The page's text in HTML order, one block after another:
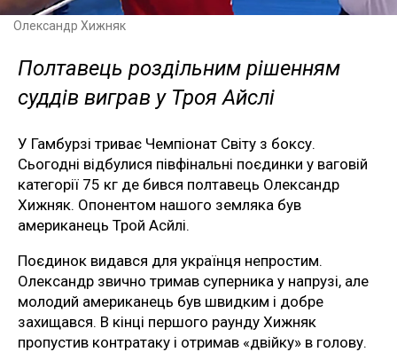
Олександр Хижняк
Полтавець роздільним рішенням
суддів виграв у Троя Айслі
У Гамбурзі триває Чемпіонат Світу з боксу.
Сьогодні відбулися півфінальні поєдинки у ваговій
категорії 75 кг де бився полтавець Олександр
Хижняк. Опонентом нашого земляка був
американець Трой Асйлі.
Поєдинок видався для українця непростим.
Олександр звично тримав суперника у напрузі, але
молодий американець був швидким і добре
захищався. В кінці першого раунду Хижняк
пропустив контратаку і отримав «двійку» в голову.